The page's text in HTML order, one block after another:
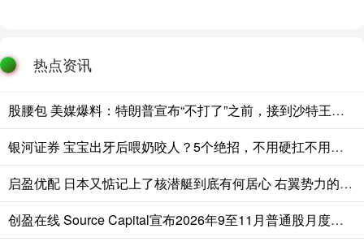
热点资讯
股腰包 美媒爆料：特朗普宣布“不打了”之前，接到沙特王储电话；卡塔尔、阿联酋、土耳其、巴基斯坦集体发声
银河证券 宝宝出牙后喂奶咬人？5个绝招，不用硬扛不用断奶
启盈优配 日本又惦记上了核潜艇到底有何居心 右翼势力的野心暴露
创盈在线 Source Capital宣布2026年9至11月普通股月度分红